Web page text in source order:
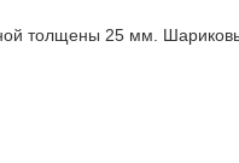
толщены 25 мм.